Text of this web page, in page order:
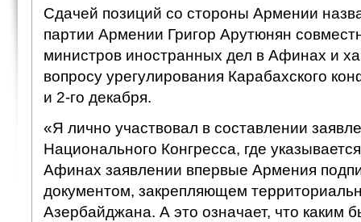
Сдачей позиций со стороны Армении
партии Армении Григор Арутюнян
министров иностранных дел в Афинах и
вопросу урегулирования Карабахского
и 2-го декабря.
«Я лично участвовал в составлении
Национального Конгресса, где
Афинах заявлении впервые Армения
документом, закрепляющем
Азербайджана. А это означает, что каким